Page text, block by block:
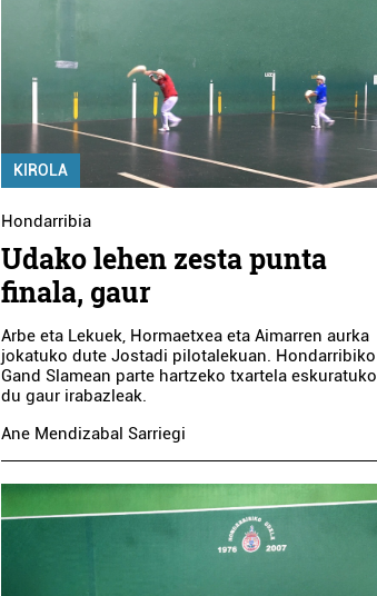
KIROLA
Hondarribia
Udako lehen zesta punta
finala, gaur
Arbe eta Lekuek, Hormaetxea eta Aimarren aurka
jokatuko dute Jostadi pilotalekuan. Hondarribiko
Gand Slamean parte hartzeko txartela eskuratuko
du gaur irabazleak.
Ane Mendizabal Sarriegi